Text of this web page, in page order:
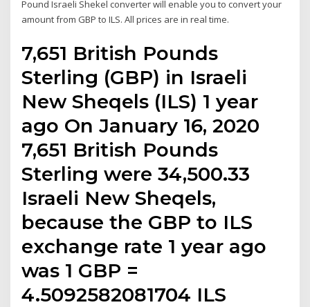
Pound Israeli Shekel converter will enable you to convert your
amount from GBP to ILS. All prices are in real time.
7,651 British Pounds
Sterling (GBP) in Israeli
New Sheqels (ILS) 1 year
ago On January 16, 2020
7,651 British Pounds
Sterling were 34,500.33
Israeli New Sheqels,
because the GBP to ILS
exchange rate 1 year ago
was 1 GBP =
4.5092582081704 ILS